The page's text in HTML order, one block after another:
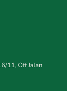
11, Off Jalan